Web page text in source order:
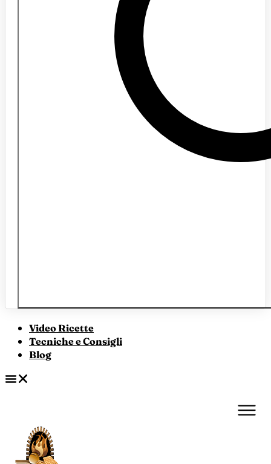
Video Ricette
Tecniche e Consigli
Blog